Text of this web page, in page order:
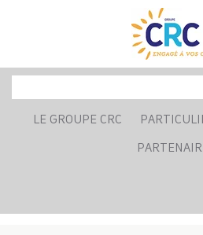
LE GROUPE CRC